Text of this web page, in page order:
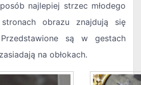
najlepiej strzec młodego
obrazu znajdują się
są w gestach
na obłokach.